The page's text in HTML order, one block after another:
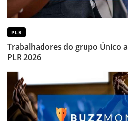
PLR
Trabalhadores do grupo Único
PLR 2026